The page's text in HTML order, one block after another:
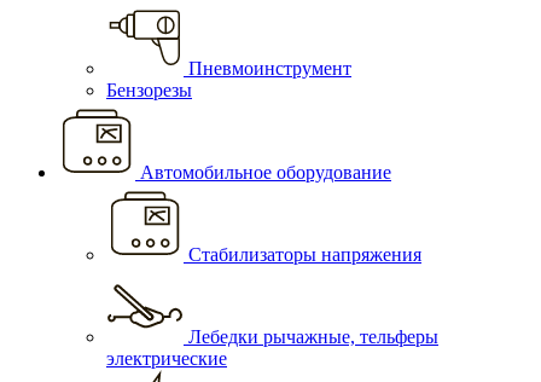
Пневмоинструмент
Бензорезы
Автомобильное оборудование
Стабилизаторы напряжения
Лебедки рычажные, тельферы
электрические